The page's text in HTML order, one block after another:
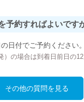
予約すればよいです
日付でご予約ください。
の場合は到着日前日の12
その他の質問を見る